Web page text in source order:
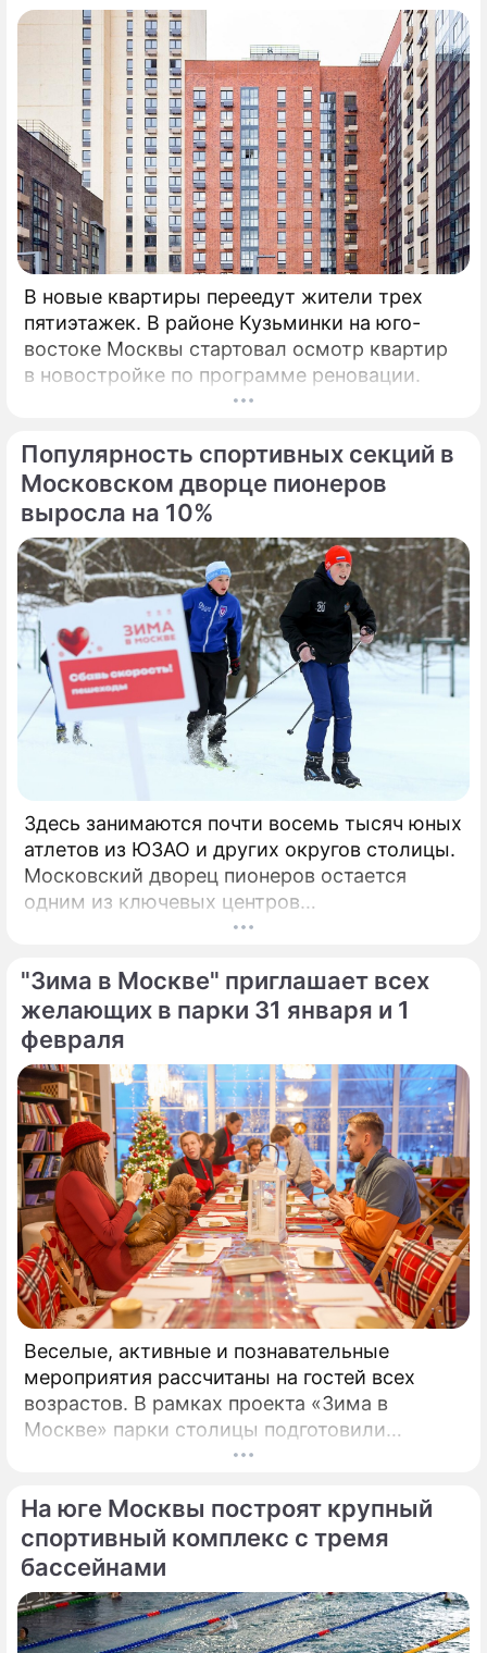
В новые квартиры переедут жители трех
пятиэтажек. В районе Кузьминки на юго-
востоке Москвы стартовал осмотр квартир
в новостройке по программе реновации.
Популярность спортивных секций в
Московском дворце пионеров
выросла на 10%
Здесь занимаются почти восемь тысяч юных
атлетов из ЮЗАО и других округов столицы.
Московский дворец пионеров остается
одним из ключевых центров
дополнительного образования не только в
"Зима в Москве" приглашает всех
желающих в парки 31 января и 1
февраля
Веселые, активные и познавательные
мероприятия рассчитаны на гостей всех
возрастов. В рамках проекта «Зима в
Москве» парки столицы подготовили
насыщенную программу для семейных
На юге Москвы построят крупный
спортивный комплекс с тремя
бассейнами